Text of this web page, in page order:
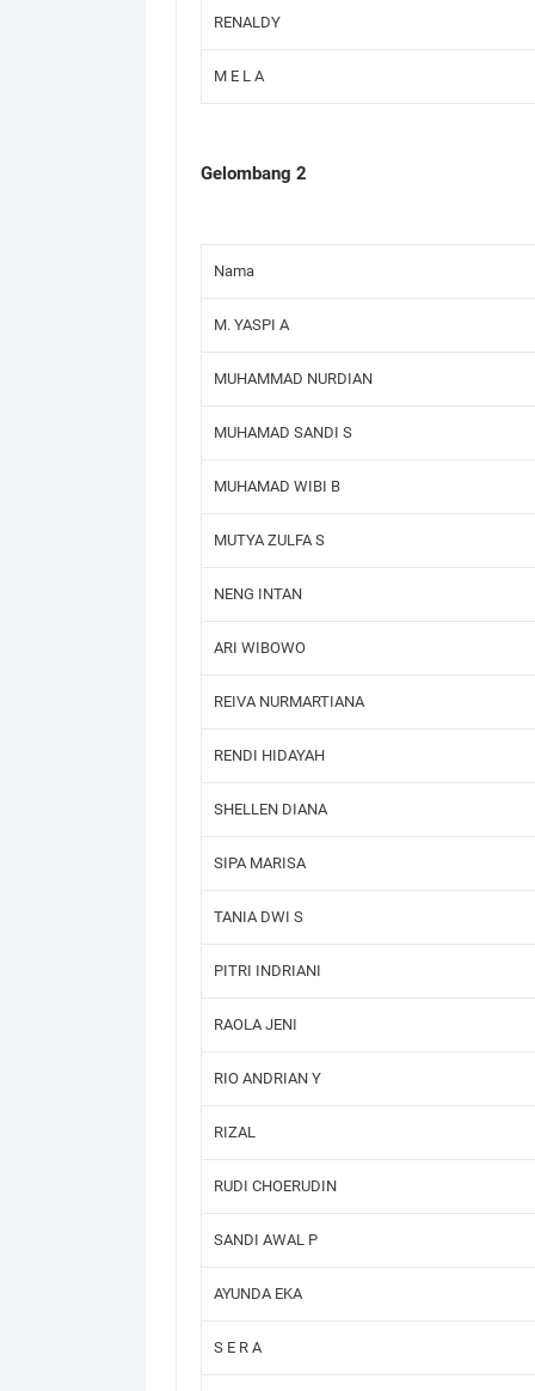
RENALDY
M E L A
Gelombang 2
Nama
M. YASPI A
MUHAMMAD NURDIAN
MUHAMAD SANDI S
MUHAMAD WIBI B
MUTYA ZULFA S
NENG INTAN
ARI WIBOWO
REIVA NURMARTIANA
RENDI HIDAYAH
SHELLEN DIANA
SIPA MARISA
TANIA DWI S
PITRI INDRIANI
RAOLA JENI
RIO ANDRIAN Y
RIZAL
RUDI CHOERUDIN
SANDI AWAL P
AYUNDA EKA
S E R A